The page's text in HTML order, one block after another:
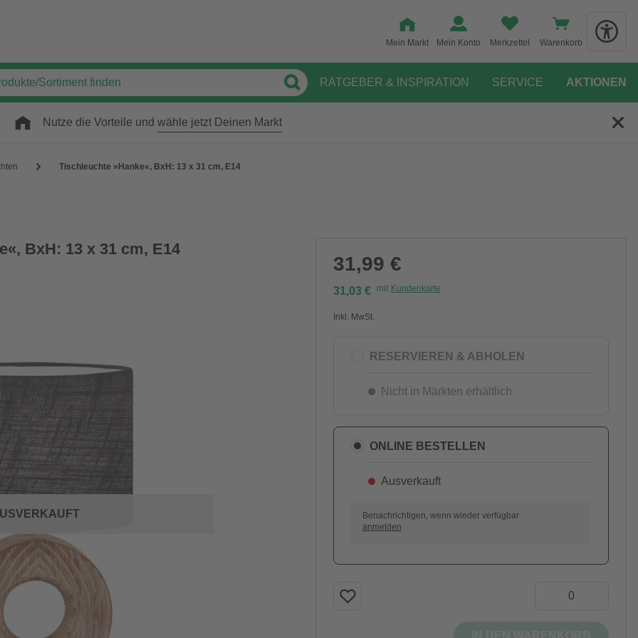
Mein Markt Mein Konto Merkzettel Warenkorb
RATGEBER & INSPIRATION SERVICE AKTIONEN
Nutze die Vorteile und wähle jetzt Deinen Markt
Tischleuchte »Hanke«, BxH: 13 x 31 cm, E14
BxH: 13 x 31 cm, E14
AUSVERKAUFT
31,99 €
31,03 € mit Kundenkarte
Inkl. MwSt.
RESERVIEREN & ABHOLEN
Nicht in Märkten erhältlich
ONLINE BESTELLEN
Ausverkauft
Benachrichtigen, wenn wieder verfügbar
anmelden